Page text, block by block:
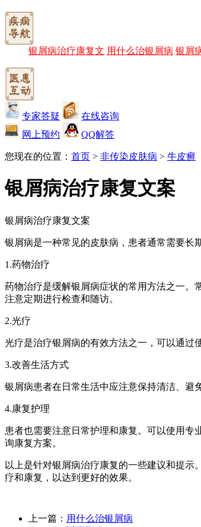
银屑病治疗康复文 用什么治银屑病 银屑
专家答疑
在线咨询
网上预约
QQ解答
您现在的位置： 首页 > 非传染皮肤病 > 牛皮癣
银屑病治疗康复文案
银屑病治疗康复文案
银屑病是一种常见的皮肤病，患者通常需要长
1.药物治疗
药物治疗是缓解银屑病症状的常用方法之一。
注意定期进行检查和随访。
2.光疗
光疗是治疗银屑病的有效方法之一，可以通过
3.改善生活方式
银屑病患者在日常生活中应注意保持清洁、避
4.康复护理
患者也需要注意日常护理和康复。可以使用专
询康复方案。
以上是针对银屑病治疗康复的一些建议和提
疗和康复，以达到更好的效果。
上一篇： 用什么治银屑病